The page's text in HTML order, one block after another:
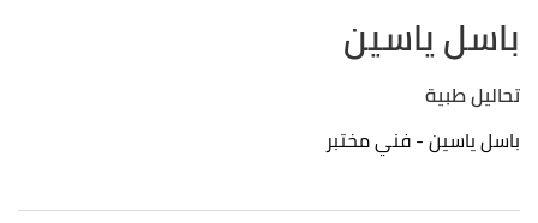
باسل ياسين
تحاليل طبية
باسل ياسين - فني مختبر